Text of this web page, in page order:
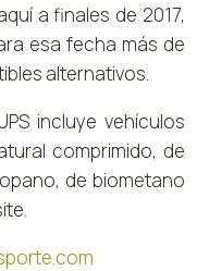
a finales de 2017,
esa fecha más de
alternativos.
incluye vehículos
comprimido, de
, de biometano